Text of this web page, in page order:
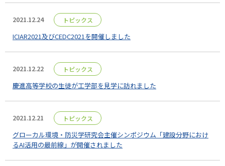
2021.12.24 トピックス
ICIAR2021及びCEDC2021を開催しました
2021.12.22 トピックス
慶進高等学校の生徒が工学部を見学に訪れました
2021.12.21 トピックス
グローカル環境・防災学研究会主催シンポジウム「建設分野におけ
るAI活用の最前線」が開催されました